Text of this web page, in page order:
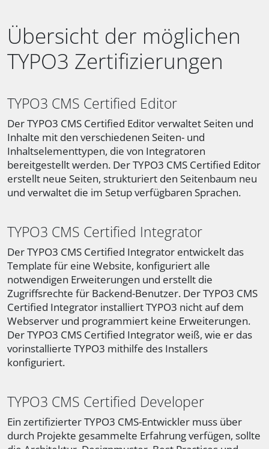
Übersicht der möglichen
TYPO3 Zertifizierungen
TYPO3 CMS Certified Editor
Der TYPO3 CMS Certified Editor verwaltet Seiten und
Inhalte mit den verschiedenen Seiten- und
Inhaltselementtypen, die von Integratoren
bereitgestellt werden. Der TYPO3 CMS Certified Editor
erstellt neue Seiten, strukturiert den Seitenbaum neu
und verwaltet die im Setup verfügbaren Sprachen.
TYPO3 CMS Certified Integrator
Der TYPO3 CMS Certified Integrator entwickelt das
Template für eine Website, konfiguriert alle
notwendigen Erweiterungen und erstellt die
Zugriffsrechte für Backend-Benutzer. Der TYPO3 CMS
Certified Integrator installiert TYPO3 nicht auf dem
Webserver und programmiert keine Erweiterungen.
Der TYPO3 CMS Certified Integrator weiß, wie er das
vorinstallierte TYPO3 mithilfe des Installers
konfiguriert.
TYPO3 CMS Certified Developer
Ein zertifizierter TYPO3 CMS-Entwickler muss über
durch Projekte gesammelte Erfahrung verfügen, sollte